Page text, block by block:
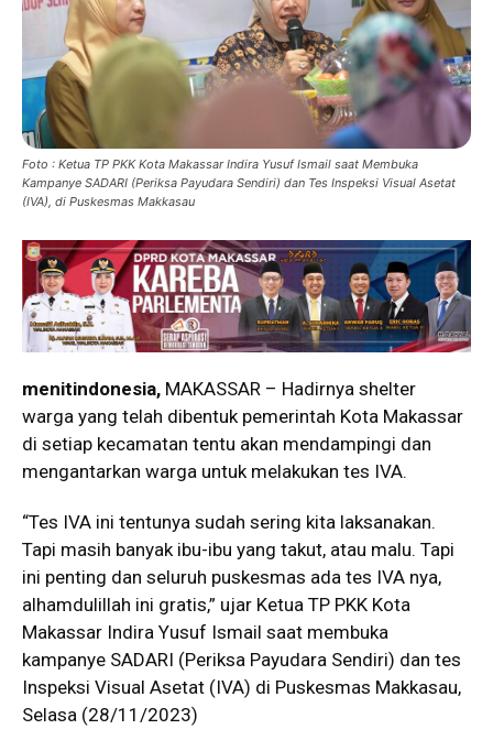
Foto : Ketua TP PKK Kota Makassar Indira Yusuf Ismail saat Membuka
Kampanye SADARI (Periksa Payudara Sendiri) dan Tes Inspeksi Visual Asetat
(IVA), di Puskesmas Makkasau
menitindonesia, MAKASSAR – Hadirnya shelter
warga yang telah dibentuk pemerintah Kota Makassar
di setiap kecamatan tentu akan mendampingi dan
mengantarkan warga untuk melakukan tes IVA.
“Tes IVA ini tentunya sudah sering kita laksanakan.
Tapi masih banyak ibu-ibu yang takut, atau malu. Tapi
ini penting dan seluruh puskesmas ada tes IVA nya,
alhamdulillah ini gratis,” ujar Ketua TP PKK Kota
Makassar Indira Yusuf Ismail saat membuka
kampanye SADARI (Periksa Payudara Sendiri) dan tes
Inspeksi Visual Asetat (IVA) di Puskesmas Makkasau,
Selasa (28/11/2023)